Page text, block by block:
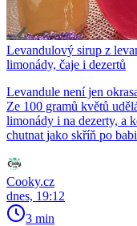
Levandulový sirup z
limonády, čaje i dezertů
Levandule není jen
Ze 100 gramů květů
limonády i na dezerty, a
chutnat jako skříň po
Cooky.cz
dnes, 19:12
3 min